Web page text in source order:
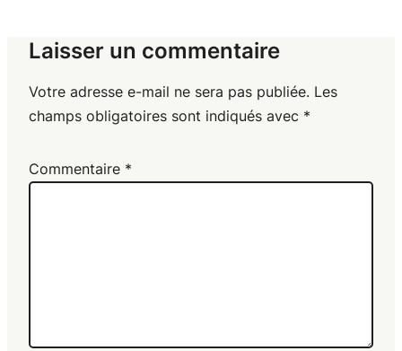
Laisser un commentaire
Votre adresse e-mail ne sera pas publiée. Les
champs obligatoires sont indiqués avec *
Commentaire *